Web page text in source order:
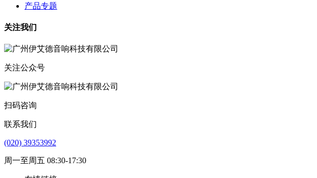
产品专题
关注我们
关注公众号
扫码咨询
联系我们
(020) 39353992
周一至周五 08:30-17:30